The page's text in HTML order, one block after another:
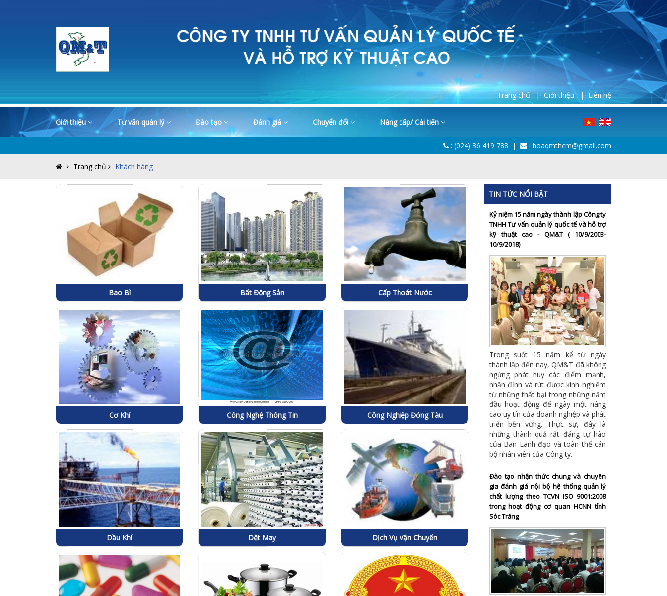
Trang chủ |Giới thiệu | Liên hệ
Giới thiệu Tư vấn quản lý Đào tạo Đánh giá Chuyển đổi Nâng cấp/ Cải tiến
: (024) 36 419 788 | : hoaqmthcm@gmail.com
Trang chủ Khách hàng
Bao Bì Bất Động Sản Cấp Thoát Nước
Cơ Khí Công Nghệ Thông Tin Công Nghiệp Đóng Tàu
Dầu Khí Dệt May Dịch Vụ Vận Chuyển
TIN TỨC NỔI BẬT
Kỷ niệm 15 năm ngày thành lập Công ty
TNHH Tư vấn quản lý quốc tế và hỗ trợ
kỹ thuật cao - QM&T ( 10/9/2003-
10/9/2018)
Trong suốt 15 năm kể từ ngày
thành lập đến nay, QM&T đã không
ngừng phát huy các điểm mạnh,
nhận định và rút được kinh nghiệm
từ những thất bại trong những năm
đầu hoạt động để ngày một nâng
cao uy tín của doanh nghiệp và phát
triển bền vững. Thực sự, đây là
những thành quả rất đáng tự hào
của Ban Lãnh đạo và toàn thể cán
bộ nhân viên của Công ty.
Đào tạo nhận thức chung và chuyên
gia đánh giá nội bộ hệ thống quản lý
chất lượng theo TCVN ISO 9001:2008
trong hoạt động cơ quan HCNN tỉnh
Sóc Trăng